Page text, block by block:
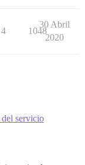
4 1048
30 Abril
2020
servicio